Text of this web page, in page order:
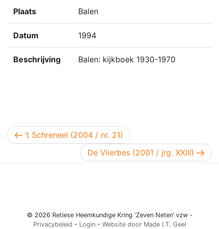
Plaats Balen
Datum 1994
Beschrijving Balen: kijkboek 1930-1970
Berichtnavigatie
Vorig bericht
’t Schreneel (2004 / nr. 21)
Volgend bericht
De Vlierbes (2001 / jrg. XXIII)
© 2026 Retiese Heemkundige Kring ‘Zeven Neten’ vzw -
Privacybeleid - Login- Website door Made I.T. Geel